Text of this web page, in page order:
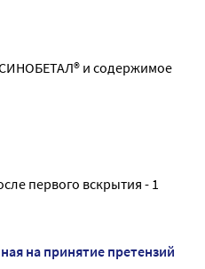
поверхности
и содержимое
с навинчиваемыми
или колпачками из
с листком-
первого вскрытия - 1
на принятие претензий